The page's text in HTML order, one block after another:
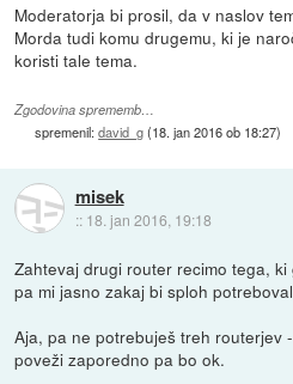
Moderatorja bi prosil, da v naslov
Morda tudi komu drugemu, ki je
koristi tale tema.
Zgodovina sprememb…
spremenil:david_g(18. jan 2016 ob 18:27)
misek
:: 18. jan 2016, 19:18
Zahtevaj drugi router recimo tega,
pa mi jasno zakaj bi sploh
Aja, pa ne potrebuješ treh routerjev
poveži zaporedno pa bo ok.